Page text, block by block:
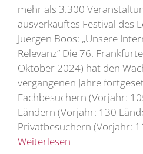
mehr als 3.300
ausverkauftes Festival des
Juergen Boos: „Unsere
Relevanz” Die 76.
Oktober 2024) hat den
vergangenen Jahre
Fachbesuchern (Vorjahr:
Ländern (Vorjahr: 130
Privatbesuchern (Vorjahr:
Weiterlesen